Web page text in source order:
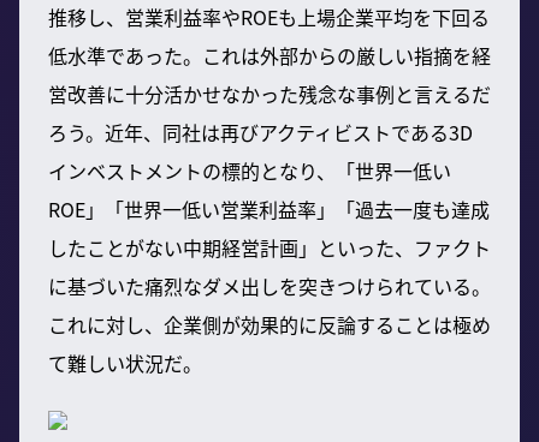
推移し、営業利益率やROEも上場企業平均を下回る
低水準であった。これは外部からの厳しい指摘を経
営改善に十分活かせなかった残念な事例と言えるだ
ろう。近年、同社は再びアクティビストである3D
インベストメントの標的となり、「世界一低い
ROE」「世界一低い営業利益率」「過去一度も達成
したことがない中期経営計画」といった、ファクト
に基づいた痛烈なダメ出しを突きつけられている。
これに対し、企業側が効果的に反論することは極め
て難しい状況だ。